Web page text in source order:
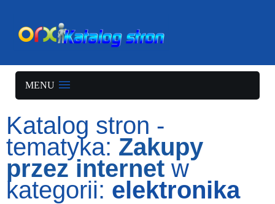
MENU
Katalog stron -
tematyka: Zakupy
przez internet w
kategorii: elektronika